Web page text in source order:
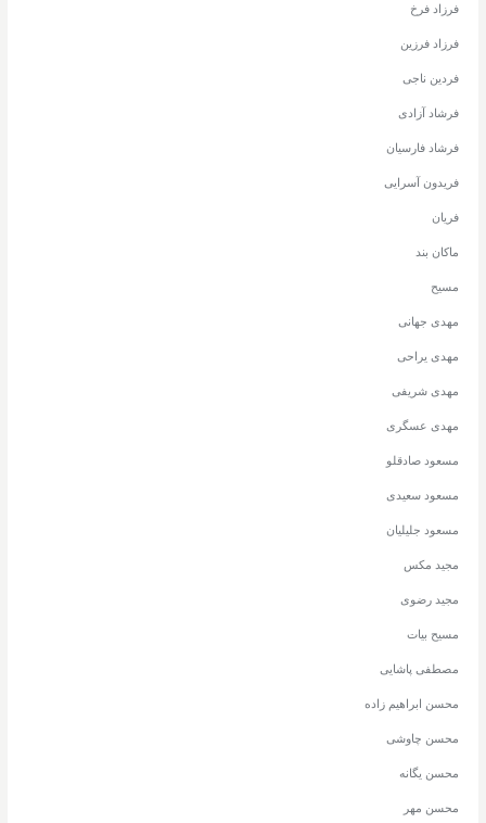
فرزاد فرخ
فرزاد فرزین
فردین ناجی
فرشاد آزادی
فرشاد فارسیان
فریدون آسرایی
فریان
ماکان بند
مسیح
مهدی جهانی
مهدی یراحی
مهدی شریفی
مهدی عسگری
مسعود صادقلو
مسعود سعیدی
مسعود جلیلیان
مجید مکس
مجید رضوی
مسیح بیات
مصطفی پاشایی
محسن ابراهیم زاده
محسن چاوشی
محسن یگانه
محسن مهر